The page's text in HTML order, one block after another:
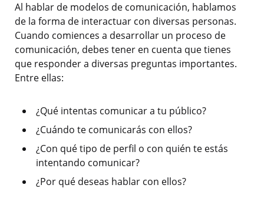
Al hablar de modelos de comunicación, hablamos
de la forma de interactuar con diversas personas.
Cuando comiences a desarrollar un proceso de
comunicación, debes tener en cuenta que tienes
que responder a diversas preguntas importantes.
Entre ellas:
¿Qué intentas comunicar a tu público?
¿Cuándo te comunicarás con ellos?
¿Con qué tipo de perfil o con quién te estás
intentando comunicar?
¿Por qué deseas hablar con ellos?